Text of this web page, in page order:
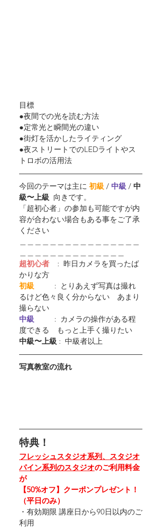
目標
●夜間での光を読む方法
●定常光と瞬間光の違い
●街灯を活かしたライティング
●夜ストリートでのLEDライトやス
トロボの活用法
今回のテーマは主に 初級 / 中級 / 中
級〜上級 向きです。
「超初心者」の参加も可能ですが内
容が合わない場合もある事をご了承
ください
超初心者
    :  昨日カメラを買ったば
かりな方
初級
:  とりあえず写真は撮れ
るけど色々良く分からない　あまり
撮らない
中級
:  カメラの操作がある程
度できる　もっと上手く撮りたい
中級〜上級 :  中級者以上
写真教室の流れ
特典！
フレッシュスタジオ系列、スタジオ
パイン系列のスタジオのご利用料金
が
【50%オフ】クーポンプレゼント！
（平日のみ）
・有効期限 講座日から90日以内のご
利用